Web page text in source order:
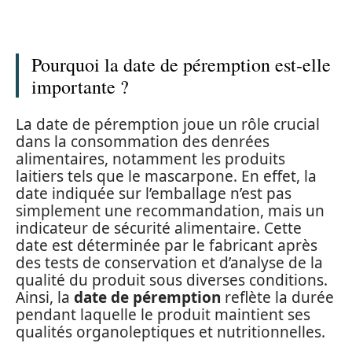
Pourquoi la date de péremption est-elle
importante ?
La date de péremption joue un rôle crucial
dans la consommation des denrées
alimentaires, notamment les produits
laitiers tels que le mascarpone. En effet, la
date indiquée sur l’emballage n’est pas
simplement une recommandation, mais un
indicateur de sécurité alimentaire. Cette
date est déterminée par le fabricant après
des tests de conservation et d’analyse de la
qualité du produit sous diverses conditions.
Ainsi, la date de péremption reflète la durée
pendant laquelle le produit maintient ses
qualités organoleptiques et nutritionnelles.